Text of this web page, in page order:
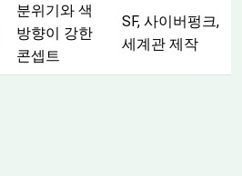
분위기와 색
방향이 강한
콘셉트
SF, 사이버펑크,
세계관 제작